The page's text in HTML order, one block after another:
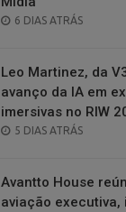
POSTED
6 DIAS ATRÁS
Leo Martinez, da
avanço da IA em
imersivas no RIW
POSTED
5 DIAS ATRÁS
Avantto House
aviação executiva,